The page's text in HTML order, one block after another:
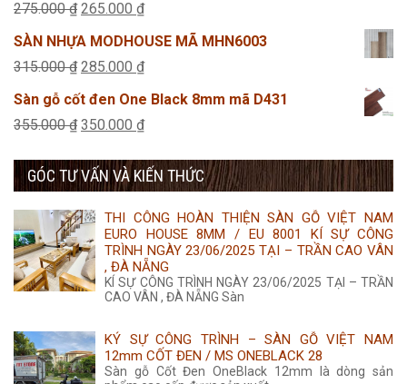
25.000 ₫.
275.000₫ Giá
gốc
là:
265.000 ₫Giá
hiện
tại
265.000 ₫.
SÀN NHỰA MODHOUSE MÃ MHN6003
315.000₫ Giá
gốc
là:
285.000 ₫Giá
hiện
tại
285.000 ₫.
Sàn gỗ cốt đen One Black 8mm mã D431
355.000₫ Giá
là:
350.000 ₫Giá
tại
350.000 ₫.
GÓC TƯ VẤN VÀ KIẾN THỨC
THI CÔNG HOÀN THIỆN SÀN GỖ VIỆT NAM
EURO HOUSE 8MM / EU 8001 KÍ SỰ CÔNG
TRÌNH NGÀY 23/06/2025 TẠI – TRẦN CAO VÂN
, ĐÀ NẴNG
KÍ SỰ CÔNG TRÌNH NGÀY 23/06/2025 TẠI – TRẦN
CAO VÂN , ĐÀ NẴNG Sàn
KÝ SỰ CÔNG TRÌNH – SÀN GỖ VIỆT NAM
12mm CỐT ĐEN / MS ONEBLACK 28
Sàn gỗ Cốt Đen OneBlack 12mm là dòng sản